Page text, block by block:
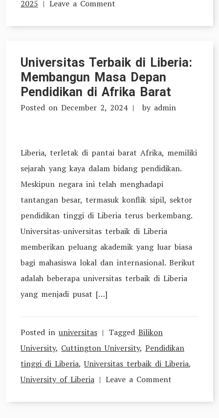
2025
Leave a Comment
Peluang
Emas
untuk
Melanjutkan
Pemerintah
Universitas Terbaik di Liberia:
Membangun Masa Depan
Pendidikan di Afrika Barat
Posted on December 2, 2024 by admin
Liberia, terletak di pantai barat Afrika, memiliki
sejarah yang kaya dalam bidang pendidikan.
Meskipun negara ini telah menghadapi
tantangan besar, termasuk konflik sipil, sektor
pendidikan tinggi di Liberia terus berkembang.
Universitas-universitas terbaik di Liberia
memberikan peluang akademik yang luar biasa
bagi mahasiswa lokal dan internasional. Berikut
adalah beberapa universitas terbaik di Liberia
yang menjadi pusat […]
Posted in universitas Tagged Bilikon
University, Cuttington University, Pendidikan
tinggi di Liberia,Universitas terbaik di Liberia,
University of Liberia
Leave a Comment